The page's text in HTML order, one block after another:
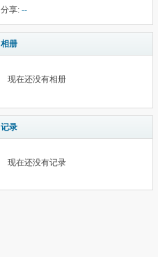
分享: --
相册
现在还没有相册
记录
现在还没有记录